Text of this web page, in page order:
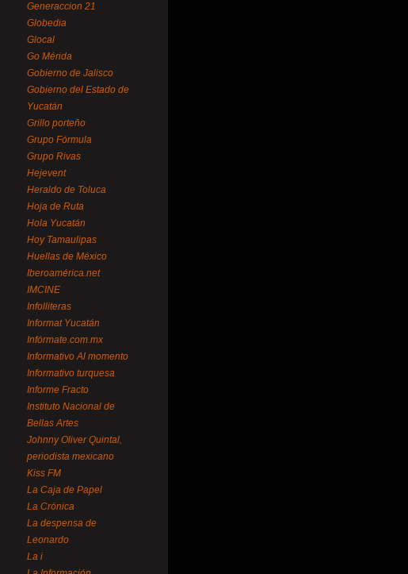
Generaccion 21
Globedia
Glocal
Go Mérida
Gobierno de Jalisco
Gobierno del Estado de
Yucatán
Grillo porteño
Grupo Fórmula
Grupo Rivas
Hejevent
Heraldo de Toluca
Hoja de Ruta
Hola Yucatán
Hoy Tamaulipas
Huellas de México
Iberoamérica.net
IMCINE
Infolliteras
Informat Yucatán
Infórmate.com.mx
Informativo Al momento
Informativo turquesa
Informe Fracto
Instituto Nacional de
Bellas Artes
Johnny Oliver Quintal,
periodista mexicano
Kiss FM
La Caja de Papel
La Crónica
La despensa de
Leonardo
La i